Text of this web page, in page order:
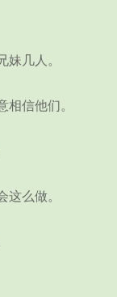
几人。
信他们。
么做。